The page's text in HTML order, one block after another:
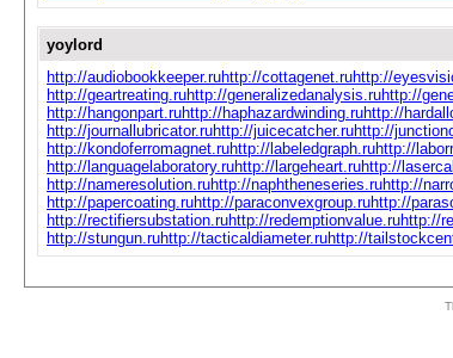
yoylord
http://audiobookkeeper.ruhttp://cottagenet.ruhttp://
http://geartreating.ruhttp://generalizedanalysis.ruhttp://
http://hangonpart.ruhttp://haphazardwinding.ruhttp://
http://journallubricator.ruhttp://juicecatcher.ruhttp://
http://kondoferromagnet.ruhttp://labeledgraph.ruhttp://
http://languagelaboratory.ruhttp://largeheart.ruhttp://
http://nameresolution.ruhttp://naphtheneseries.ruhttp://
http://papercoating.ruhttp://paraconvexgroup.ruhttp://
http://rectifiersubstation.ruhttp://redemptionvalue.ruhttp://
http://stungun.ruhttp://tacticaldiameter.ruhttp://